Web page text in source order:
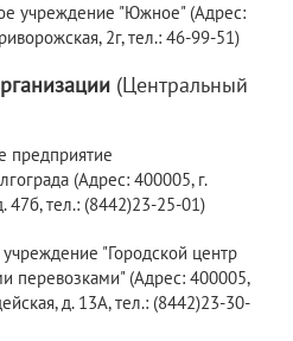
учреждение "Южное" (Адрес:
2г, тел.: 46-99-51)
(Центральный
предприятие
(Адрес: 400005, г.
47б, тел.: (8442)23-25-01)
"Городской центр
перевозками" (Адрес: 400005,
д. 13А, тел.: (8442)23-30-